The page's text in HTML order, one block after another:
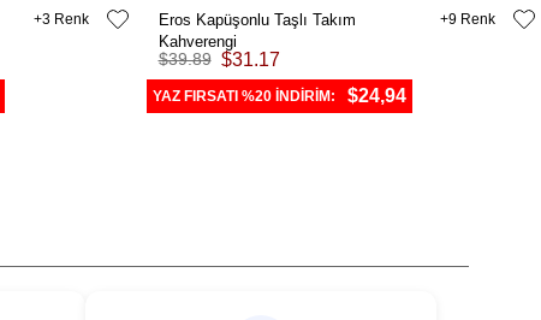
3
Eros Kapüşonlu Taşlı Takım
Kahverengi
$31.17
$39.89
YAZ FIRSATI %20 İNDİRİM: $24,94
9